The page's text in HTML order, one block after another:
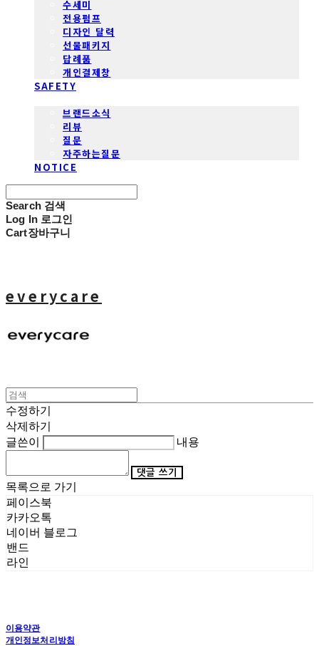
수세미
전용펌프
디자인 달력
선물패키지
답례품
개인결제창
SAFETY
브랜드소식
리뷰
질문
자주하는질문
NOTICE
Search 검색
Log In 로그인
Cart장바구니
everycare
수정하기
삭제하기
글쓴이
내용
댓글 쓰기
목록으로 가기
페이스북
카카오톡
네이버 블로그
밴드
라인
이용약관
개인정보처리방침